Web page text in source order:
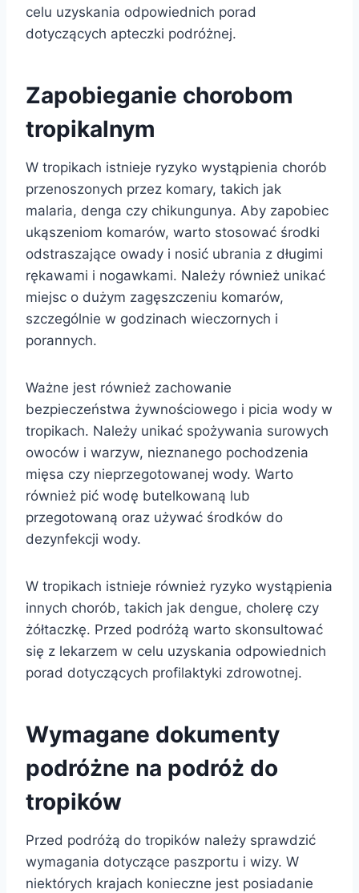
celu uzyskania odpowiednich porad
dotyczących apteczki podróżnej.
Zapobieganie chorobom
tropikalnym
W tropikach istnieje ryzyko wystąpienia chorób
przenoszonych przez komary, takich jak
malaria, denga czy chikungunya. Aby zapobiec
ukąszeniom komarów, warto stosować środki
odstraszające owady i nosić ubrania z długimi
rękawami i nogawkami. Należy również unikać
miejsc o dużym zagęszczeniu komarów,
szczególnie w godzinach wieczornych i
porannych.
Ważne jest również zachowanie
bezpieczeństwa żywnościowego i picia wody w
tropikach. Należy unikać spożywania surowych
owoców i warzyw, nieznanego pochodzenia
mięsa czy nieprzegotowanej wody. Warto
również pić wodę butelkowaną lub
przegotowaną oraz używać środków do
dezynfekcji wody.
W tropikach istnieje również ryzyko wystąpienia
innych chorób, takich jak dengue, cholerę czy
żółtaczkę. Przed podróżą warto skonsultować
się z lekarzem w celu uzyskania odpowiednich
porad dotyczących profilaktyki zdrowotnej.
Wymagane dokumenty
podróżne na podróż do
tropików
Przed podróżą do tropików należy sprawdzić
wymagania dotyczące paszportu i wizy. W
niektórych krajach konieczne jest posiadanie